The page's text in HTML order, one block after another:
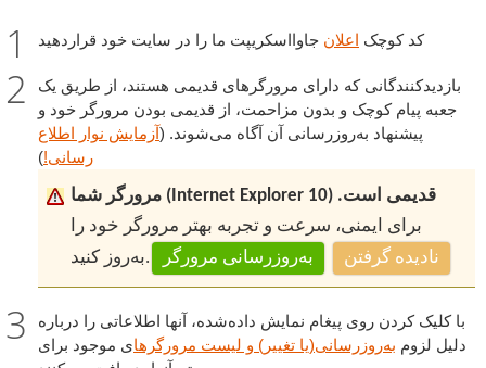
کد کوچک اعلان جاوااسکریپت ما را در سایت خود قراردهید
بازدیدکنندگانی که دارای مرورگرهای قدیمی هستند، از طریق یک
جعبه پیام کوچک و بدون مزاحمت، از قدیمی بودن مرورگر خود و
پیشنهاد به‌روزرسانی آن آگاه می‌شوند. ( آزمایش نوار اطلاع
رسانی!)
مرورگر شما (Internet Explorer 10) قدیمی است.
برای ایمنی، سرعت و تجربه بهتر مرورگر خود را
به‌روز کنید.
به‌روزرسانی مرورگر نادیده گرفتن
با کلیک کردن روی پیغام نمایش داده‌شده، آنها اطلاعاتی را درباره
دلیل لزوم به‌روزرسانی(یا تغییر) و لیست مرورگرهای موجود برای